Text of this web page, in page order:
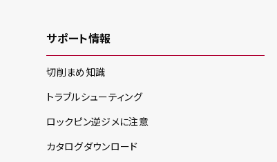
サポート情報
切削まめ知識
トラブルシューティング
ロックピン逆ジメに注意
カタログダウンロード